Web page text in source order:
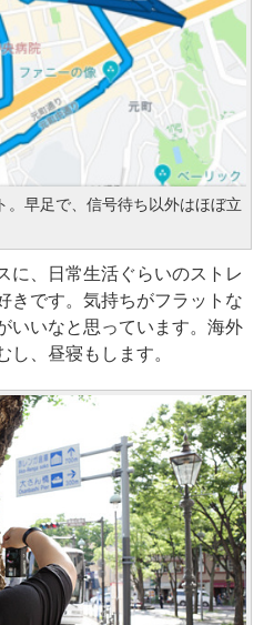
。早足で、信号待ち以外はほぼ立
に、日常生活ぐらいのストレ
きです。気持ちがフラットな
いいなと思っています。海外
し、昼寝もします。